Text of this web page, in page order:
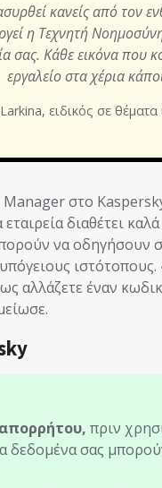
κανείς από τον
η Τεχνητή
σας. Κάθε εικόνα που
εργαλείο στα χέρια
ειδικός σε θέματα
στο
διαθέτει
να οδηγήσουν
ιστότοπους.
αλλάζετε έναν
πριν
δεδομένα σας